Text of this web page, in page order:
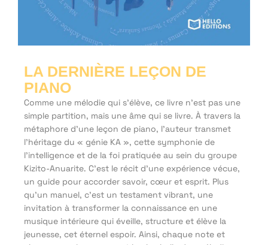
LA DERNIÈRE LEÇON DE
PIANO
Comme une mélodie qui s'élève, ce livre n'est pas une
simple partition, mais une âme qui se livre. À travers la
métaphore d'une leçon de piano, l'auteur transmet
l'héritage du « génie KA », cette symphonie de
l'intelligence et de la foi pratiquée au sein du groupe
Kizito-Anuarite. C'est le récit d'une expérience vécue,
un guide pour accorder savoir, cœur et esprit. Plus
qu'un manuel, c'est un testament vibrant, une
invitation à transformer la connaissance en une
musique intérieure qui éveille, structure et élève la
jeunesse, cet éternel espoir. Ainsi, chaque note et